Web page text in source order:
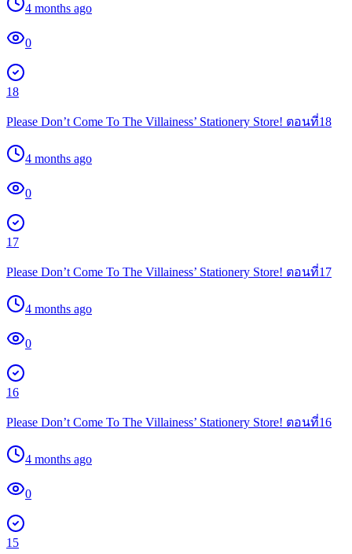
4 months ago
0
18
Please Don’t Come To The Villainess’ Stationery Store! ตอนที่18
4 months ago
0
17
Please Don’t Come To The Villainess’ Stationery Store! ตอนที่17
4 months ago
0
16
Please Don’t Come To The Villainess’ Stationery Store! ตอนที่16
4 months ago
0
15